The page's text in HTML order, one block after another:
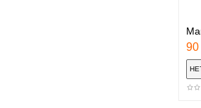
90